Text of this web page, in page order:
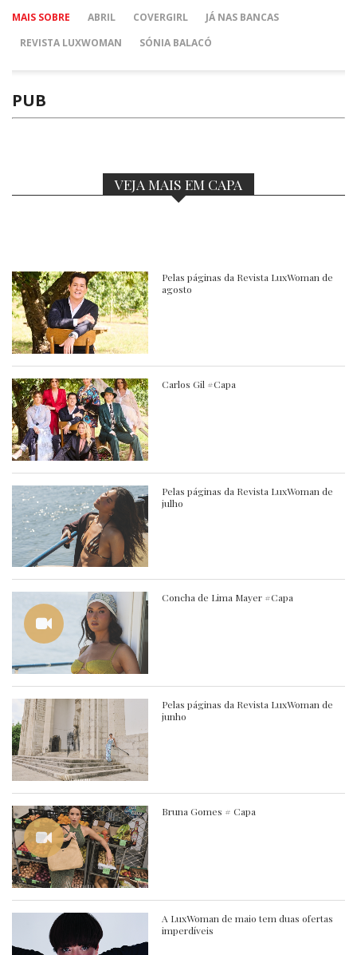
MAIS SOBRE ABRIL COVERGIRL
JÁ NAS BANCAS
REVISTA LUXWOMAN
SÓNIA BALACÓ
PUB
VEJA MAIS EM CAPA
Pelas páginas da Revista LuxWoman de
agosto
Carlos Gil #Capa
Pelas páginas da Revista LuxWoman de
julho
Concha de Lima Mayer #Capa
Pelas páginas da Revista LuxWoman de
junho
Bruna Gomes # Capa
A LuxWoman de maio tem duas ofertas
imperdíveis